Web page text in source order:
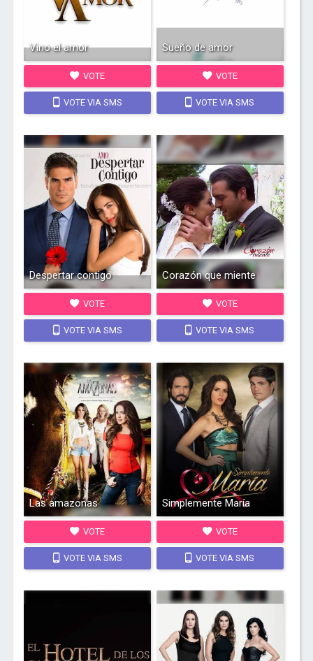
Vino el amor
VOTE
VOTE VIA SMS
Sueño de amor
VOTE
VOTE VIA SMS
Despertar contigo
VOTE
VOTE VIA SMS
Corazón que miente
VOTE
VOTE VIA SMS
Las amazonas
VOTE
VOTE VIA SMS
Simplemente María
VOTE
VOTE VIA SMS